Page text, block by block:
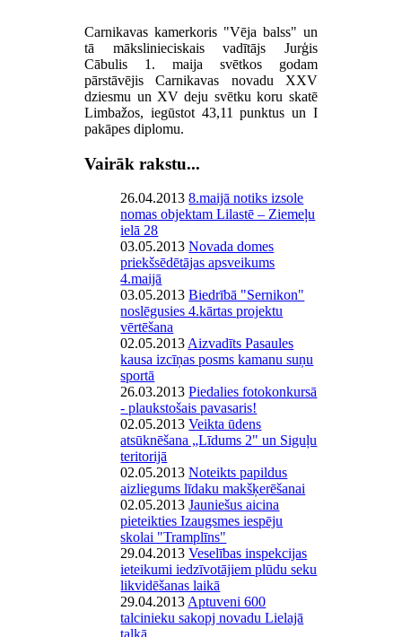
Carnikavas kamerkoris "Vēja balss" un
tā mākslinieciskais vadītājs Jurģis
Cābulis 1. maija svētkos godam
pārstāvējis Carnikavas novadu XXV
dziesmu un XV deju svētku koru skatē
Limbažos, iegūstot 43,11 punktus un I
pakāpes diplomu.
Vairāk rakstu...
26.04.20138.maijā notiks izsole
nomas objektam Lilastē – Ziemeļu
ielā 28
03.05.2013Novada domes
priekšsēdētājas apsveikums
4.maijā
03.05.2013Biedrībā "Sernikon"
noslēgusies 4.kārtas projektu
vērtēšana
02.05.2013 Aizvadīts Pasaules
kausa izcīņas posms kamanu suņu
sportā
26.03.2013Piedalies fotokonkursā
- plaukstošais pavasaris!
02.05.2013Veikta ūdens
atsūknēšana „Līdums 2" un Siguļu
teritorijā
02.05.2013Noteikts papildus
aizliegums līdaku makšķerēšanai
02.05.2013Jauniešus aicina
pieteikties Izaugsmes iespēju
skolai "Tramplīns"
29.04.2013Veselības inspekcijas
ieteikumi iedzīvotājiem plūdu seku
likvidēšanas laikā
29.04.2013 Aptuveni 600
talcinieku sakopj novadu Lielajā